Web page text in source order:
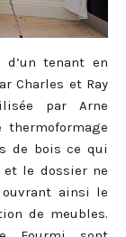
tenant en
Charles et Ray
par Arne
thermoformage
de bois ce qui
et le dossier ne
ainsi le
de meubles.